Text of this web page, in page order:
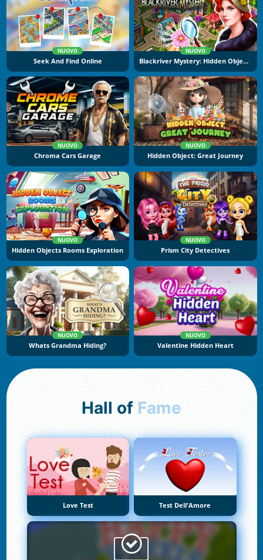
NUOVO
Seek And Find Online
NUOVO
Blackriver Mystery: Hidden Objects
NUOVO
Chroma Cars Garage
NUOVO
Hidden Object: Great Journey
NUOVO
Hidden Objects Rooms Exploration
NUOVO
Prism City Detectives
NUOVO
Whats Grandma Hiding?
NUOVO
Valentine Hidden Heart
Hall of Fame
Love Test Test Dell'Amore